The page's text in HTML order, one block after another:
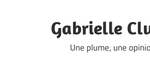
Gabrielle
Une plume, une